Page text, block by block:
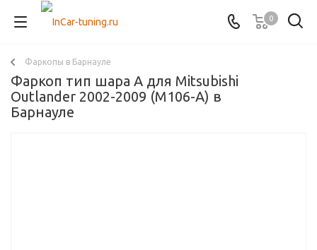
0
Фаркопы в Барнауле
Фаркоп тип шара A для Mitsubishi
Outlander 2002-2009 (M106-A) в
Барнауле